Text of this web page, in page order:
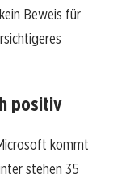
Beweis für
positiv
kommt
stehen 35